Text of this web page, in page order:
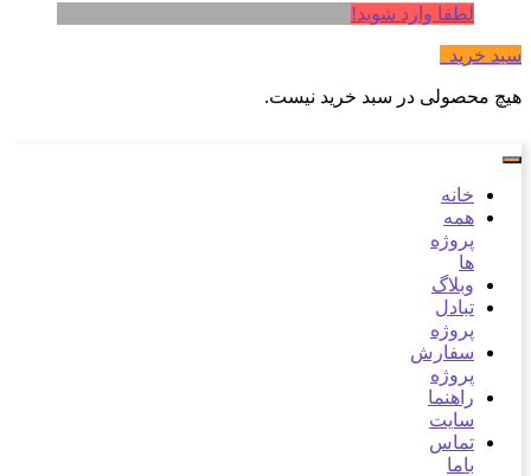
لطفا وارد شوید!
سبد خرید
هیچ محصولی در سبد خرید نیست.
خانه
همه
پروژه
ها
وبلاگ
تبادل
پروژه
سفارش
پروژه
راهنما
سایت
تماس
باما